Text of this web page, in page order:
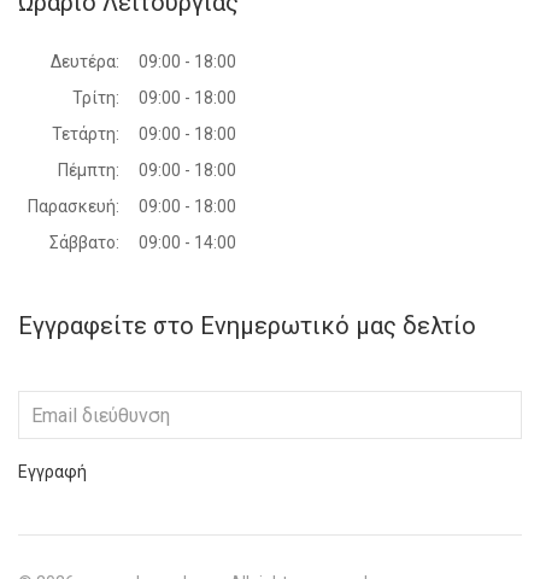
Δευτέρα:
09:00 - 18:00
Τρίτη:
09:00 - 18:00
Τετάρτη:
09:00 - 18:00
Πέμπτη:
09:00 - 18:00
Παρασκευή:
09:00 - 18:00
Σάββατο:
09:00 - 14:00
Εγγραφείτε στο Ενημερωτικό μας δελτίο
Εγγραφή